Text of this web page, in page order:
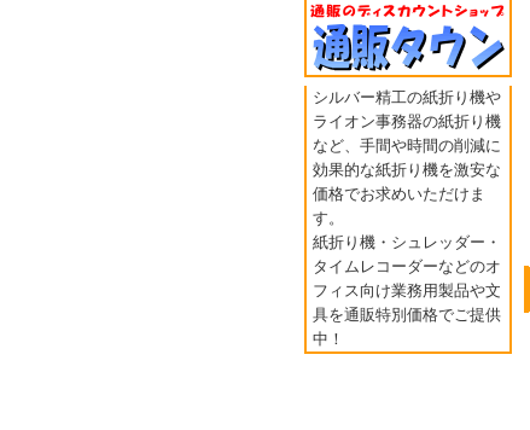
シルバー精工の紙折り機や
ライオン事務器の紙折り機
など、手間や時間の削減に
効果的な紙折り機を激安な
価格でお求めいただけま
す。
紙折り機・シュレッダー・
タイムレコーダーなどのオ
フィス向け業務用製品や文
具を通販特別価格でご提供
中！